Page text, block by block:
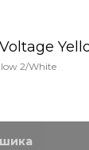
2/White